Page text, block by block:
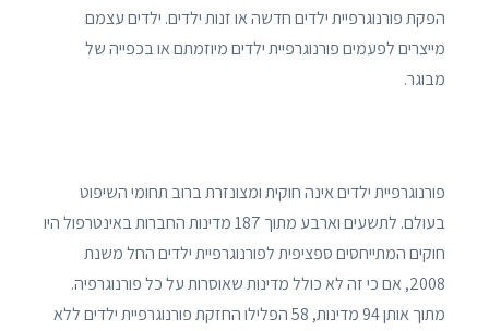
הפקת פורנוגרפיית ילדים חדשה או זנות ילדים. ילדים עצמם
מייצרים לפעמים פורנוגרפיית ילדים מיוזמתם או בכפייה של
מבוגר.
פורנוגרפיית ילדים אינה חוקית ומצונזרת ברוב תחומי השיפוט
בעולם. לתשעים וארבע מתוך 187 מדינות החברות באינטרפול היו
חוקים המתייחסים ספציפית לפורנוגרפיית ילדים החל משנת
2008, אם כי זה לא כולל מדינות שאוסרות על כל פורנוגרפיה.
מתוך אותן 94 מדינות, 58 הפלילו החזקת פורנוגרפיית ילדים ללא